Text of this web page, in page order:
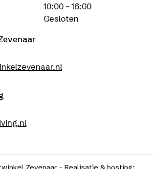
10:00 - 16:00
Gesloten